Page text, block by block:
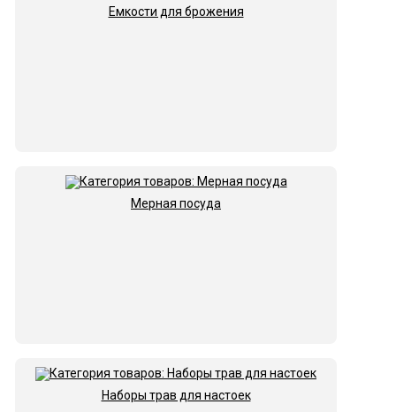
Емкости для брожения
Мерная посуда
Наборы трав для настоек